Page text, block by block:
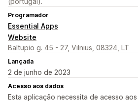
Programador
Essential Apps
Website
Baltupio g. 45 - 27, Vilnius, 08324, LT
Lançada
2 de junho de 2023
Acesso aos dados
Esta aplicação necessita de acesso